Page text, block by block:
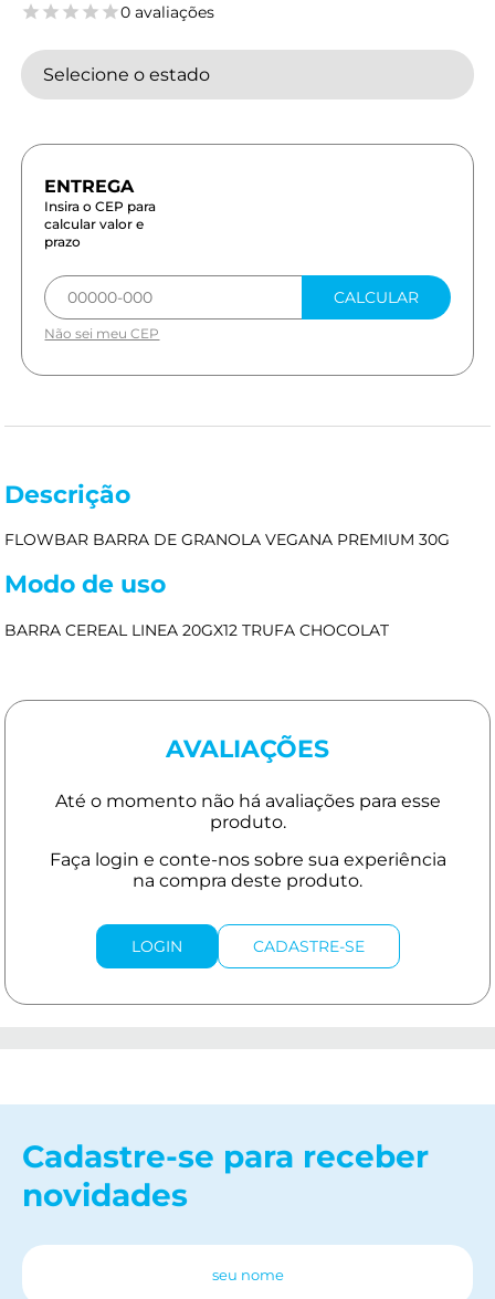
0 avaliações
Selecione o estado
Insira o CEP para
calcular valor e
prazo
CALCULAR
Não sei meu CEP
Descrição
FLOWBAR BARRA DE GRANOLA VEGANA PREMIUM 30G
Modo de uso
BARRA CEREAL LINEA 20GX12 TRUFA CHOCOLAT
AVALIAÇÕES
LOGIN CADASTRE-SE
Cadastre-se para receber
novidades